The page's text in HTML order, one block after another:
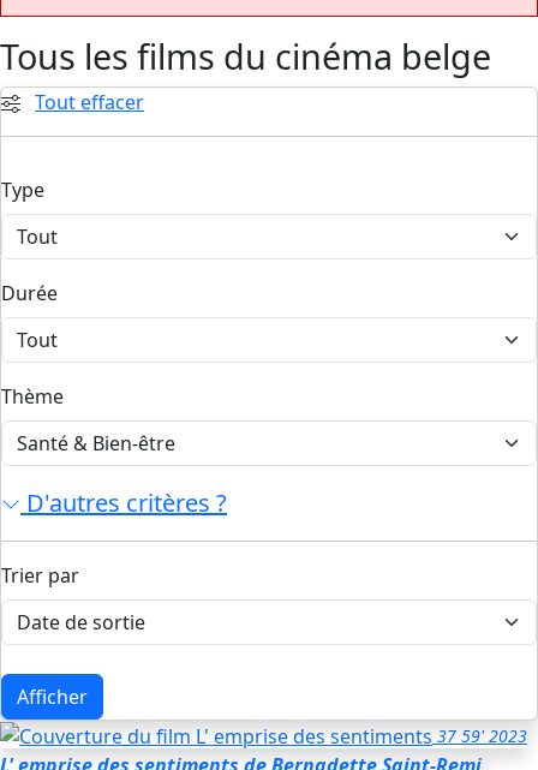
Tous les films du cinéma belge
Tout effacer
Type
Durée
Thème
D'autres critères ?
Trier par
Afficher
37 59' 2023